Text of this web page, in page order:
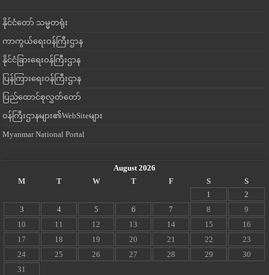
နိုင်ငံတော် သမ္မတရုံး
ကာကွယ်ရေးဝန်ကြီးဌာန
နိုင်ငံခြားရေးဝန်ကြီးဌာန
ပြန်ကြားရေးဝန်ကြီးဌာန
ပြည်ထောင်စုလွှတ်တော်
ဝန်ကြီးဌာနများ၏WebSiteများ
Myanmar National Portal
August 2026
M
T W T F S
S
1
2
3
4 5 6 7 8
9
10
11 12 13 14 15
16
17
18 19 20 21 22
23
24
25 26 27 28 29
30
31